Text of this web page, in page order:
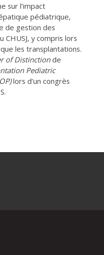
sur l’impact
pédiatrique,
de gestion des
CHUSJ, y compris lors
les transplantations.
of Distinctionde
Pediatric
lors d’un congrès